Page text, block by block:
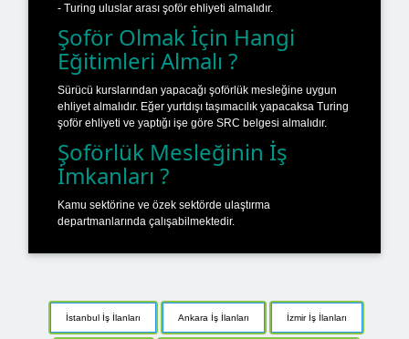
- Turing uluslar arası şoför ehliyeti almalıdır.
Şoför Olmak İçin Hangi
Eğitimleri Almalı ?
Sürücü kurslarından yapacağı şoförlük mesleğine uygun
ehliyet almalıdır. Eğer yurtdışı taşımacılık yapacaksa Turing
şoför ehliyeti ve yaptığı işe göre SRC belgesi almalıdır.
Şoförlük Mesleğinin İş
İmkanları ?
Kamu sektörine ve özek sektörde ulaştırma
departmanlarında çalışabilmektedir.
İstanbul İş İlanları Ankara İş İlanları İzmir İş İlanları